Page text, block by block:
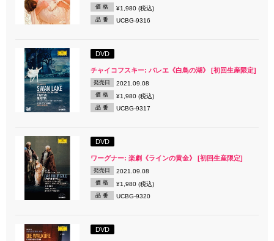
価 格 ¥1,980 (税込)
品 番 UCBG-9316
DVD
チャイコフスキー: バレエ《白鳥の湖》 [初回生産限定]
発売日 2021.09.08
価 格 ¥1,980 (税込)
品 番 UCBG-9317
DVD
ワーグナー: 楽劇《ラインの黄金》 [初回生産限定]
発売日 2021.09.08
価 格 ¥1,980 (税込)
品 番 UCBG-9320
DVD